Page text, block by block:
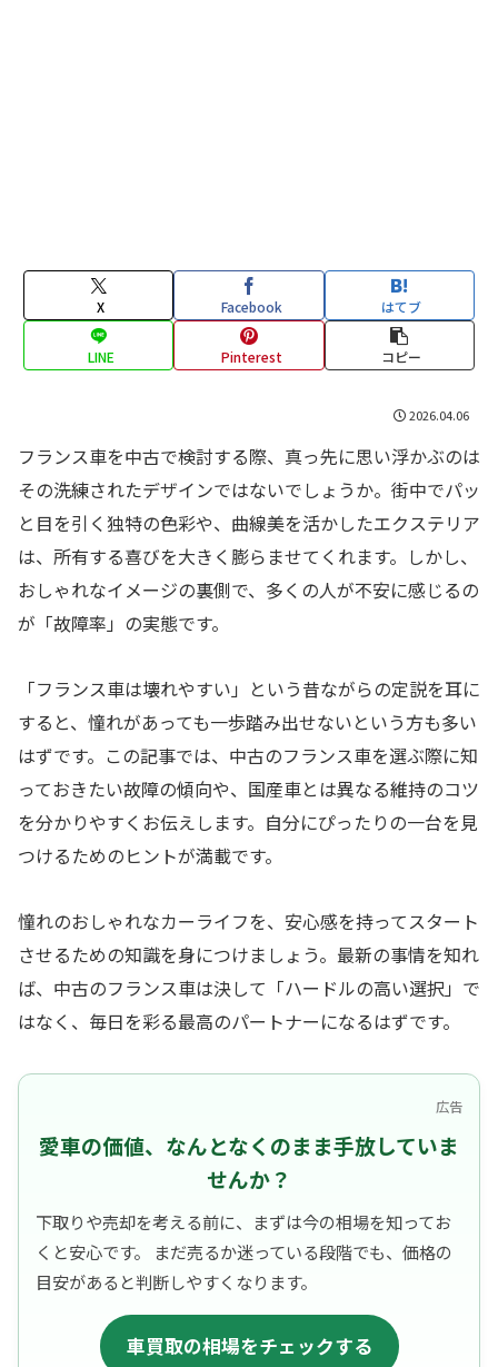
X Facebook はてブ
LINE Pinterest コピー
2026.04.06
フランス車を中古で検討する際、真っ先に思い浮かぶのは
その洗練されたデザインではないでしょうか。街中でパッ
と目を引く独特の色彩や、曲線美を活かしたエクステリア
は、所有する喜びを大きく膨らませてくれます。しかし、
おしゃれなイメージの裏側で、多くの人が不安に感じるの
が「故障率」の実態です。
「フランス車は壊れやすい」という昔ながらの定説を耳に
すると、憧れがあっても一歩踏み出せないという方も多い
はずです。この記事では、中古のフランス車を選ぶ際に知
っておきたい故障の傾向や、国産車とは異なる維持のコツ
を分かりやすくお伝えします。自分にぴったりの一台を見
つけるためのヒントが満載です。
憧れのおしゃれなカーライフを、安心感を持ってスタート
させるための知識を身につけましょう。最新の事情を知れ
ば、中古のフランス車は決して「ハードルの高い選択」で
はなく、毎日を彩る最高のパートナーになるはずです。
広告
愛車の価値、なんとなくのまま手放していま
せんか？
下取りや売却を考える前に、まずは今の相場を知ってお
くと安心です。 まだ売るか迷っている段階でも、価格の
目安があると判断しやすくなります。
車買取の相場をチェックする